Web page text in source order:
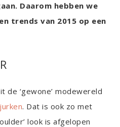
Daarom hebben we
trends van 2015 op een
de ‘gewone’ modewereld
. Dat is ook zo met
look is afgelopen